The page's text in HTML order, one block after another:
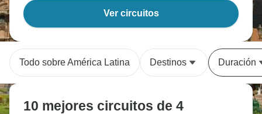
Ver circuitos
Todo sobre América Latina Destinos Duración
10 mejores circuitos de 4